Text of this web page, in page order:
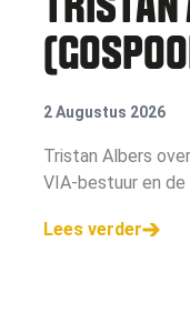
TRISTAN
WIE
2 Augustus 2026
Tristan Albers
VIA-bestuur en
Lees verder